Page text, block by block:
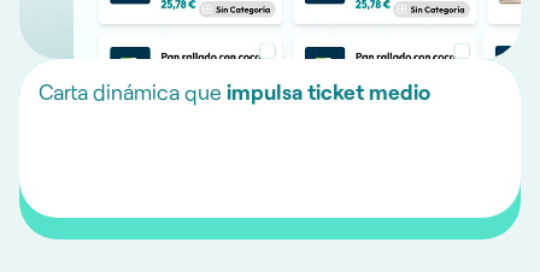
Carta dinámica que impulsa ticket medio